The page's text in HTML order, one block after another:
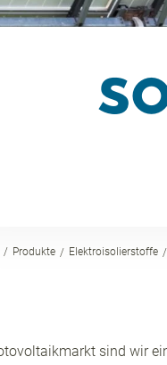
Produkte Elektroisolierstoffe
sind wir